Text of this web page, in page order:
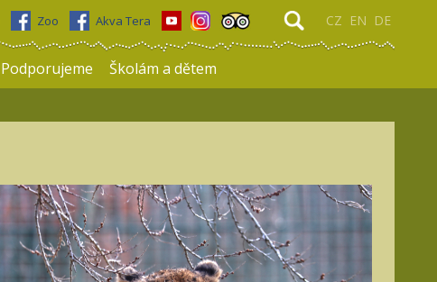
CZ EN DE
Zoo Akva Tera
Podporujeme Školám a dětem